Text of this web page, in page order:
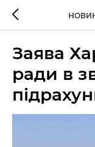
Заява
ради в